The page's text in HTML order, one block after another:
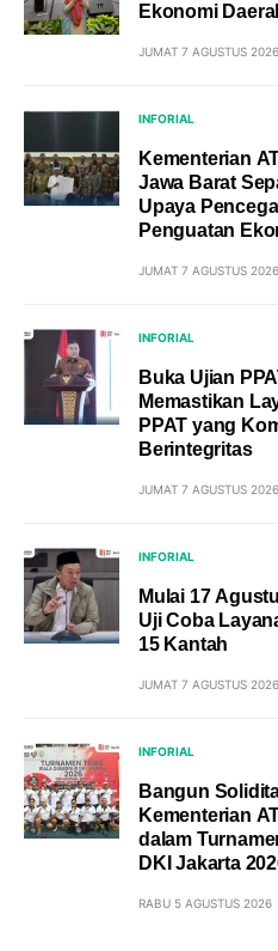
Ekonomi
JUMAT 7 AGUSTUS 2026
INFORIAL
Kementerian
Jawa Barat
Upaya
Penguatan
JUMAT 7 AGUSTUS 2026
INFORIAL
Buka Ujian
Memastikan
PPAT yang
Berintegritas
JUMAT 7 AGUSTUS 2026
INFORIAL
Mulai 17
Uji Coba
15 Kantah
JUMAT 7 AGUSTUS 2026
INFORIAL
Bangun
Kementerian
dalam
DKI Jakarta
RABU 5 AGUSTUS 2026